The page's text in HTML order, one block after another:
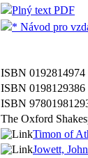
Plný text PDF
* Návod pro
ISBN 0192814974
ISBN 0198129386
ISBN
The Oxford
Timon of
Jowett, John